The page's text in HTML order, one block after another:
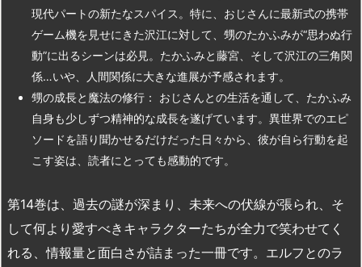
現代パートの新たなスパイス。特に、おじさんに最新式の携帯
ゲーム機を見せにきた沢江に対して、甥のたかふみが“思わぬ行
動”に出るシーンは必見。たかふみと藤宮、そして沢江の三角関
係…いや、人間関係に大きな進展が予感されます。
甥の成長と魔法の修行： おじさんとの生活を通して、たかふみ
自身も少しずつ精神的な成長を遂げています。異世界でのエピ
ソードを語り聞かせるだけだった日々から、彼が自ら行動を起
こす姿は、読者にとっても感動的です。
第14巻は、過去の謎が深まり、未来への伏線が張られ、そ
して何より愛すべきキャラクターたちが全力で笑わせてく
れる、情報量と面白さが詰まった一冊です。エルフとのラ